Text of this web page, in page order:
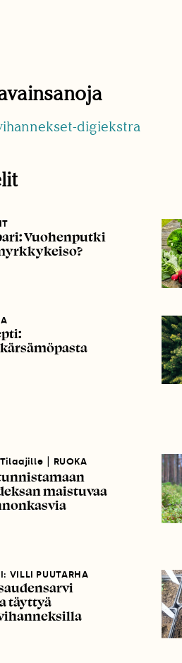
digiekstra
Vuohenputki
Tilaajille | RUOKA
maistuvaa
VILLI PUUTARHA
täyttyä